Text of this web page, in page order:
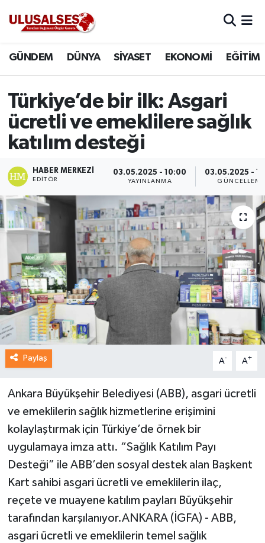
GÜNDEM DÜNYA SİYASET EKONOMİ EĞİTİM
Türkiye’de bir ilk: Asgari
ücretli ve emeklilere sağlık
katılım desteği
HABER MERKEZI
EDITÖR
03.05.2025 - 10:00
YAYINLANMA
03.05.2025 -
GÜNCELLEME
Paylaş A- A+
Ankara Büyükşehir Belediyesi (ABB), asgari ücretli
ve emeklilerin sağlık hizmetlerine erişimini
kolaylaştırmak için Türkiye’de örnek bir
uygulamaya imza attı. “Sağlık Katılım Payı
Desteği” ile ABB’den sosyal destek alan Başkent
Kart sahibi asgari ücretli ve emeklilerin ilaç,
reçete ve muayene katılım payları Büyükşehir
tarafından karşılanıyor.ANKARA (İGFA) - ABB,
asgari ücretli ve emeklilerin temel sağlık
DÜNYA
SİYASET
EKONOMİ
EĞİTİM
SAĞLIK
MAGAZİN
SPOR
Trafik Durumu
Süper Lig Puan Durumu ve Fikstür
Tüm Manşetler
Son Dakika Haberleri
Haber Arşivi